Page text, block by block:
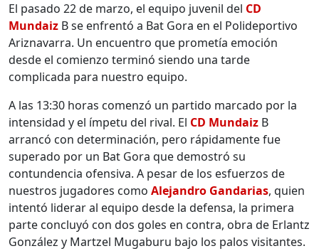
El pasado 22 de marzo, el equipo juvenil del CD
Mundaiz B se enfrentó a Bat Gora en el Polideportivo
Ariznavarra. Un encuentro que prometía emoción
desde el comienzo terminó siendo una tarde
complicada para nuestro equipo.
A las 13:30 horas comenzó un partido marcado por la
intensidad y el ímpetu del rival. El CD Mundaiz B
arrancó con determinación, pero rápidamente fue
superado por un Bat Gora que demostró su
contundencia ofensiva. A pesar de los esfuerzos de
nuestros jugadores como Alejandro Gandarias, quien
intentó liderar al equipo desde la defensa, la primera
parte concluyó con dos goles en contra, obra de Erlantz
González y Martzel Mugaburu bajo los palos visitantes.